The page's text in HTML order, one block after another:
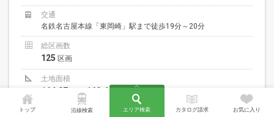
トップ 沿線検索 エリア検索 カタログ請求 お気に入り
交通
名鉄名古屋本線「東岡崎」駅まで徒歩19分～20分
総区画数
125 区画
土地面積
164.07 ㎡〜 169.44